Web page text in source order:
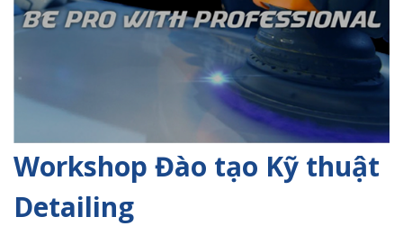
Workshop Đào tạo Kỹ thuật
Detailing